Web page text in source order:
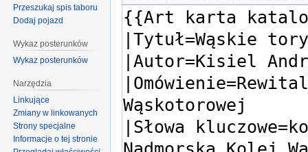
Przeszukaj spis taboru
Dodaj pojazd
Wykaz posterunków
Wykaz posterunków
Narzędzia
Linkujące
Zmiany w linkowanych
Strony specjalne
Informacje o tej stronie